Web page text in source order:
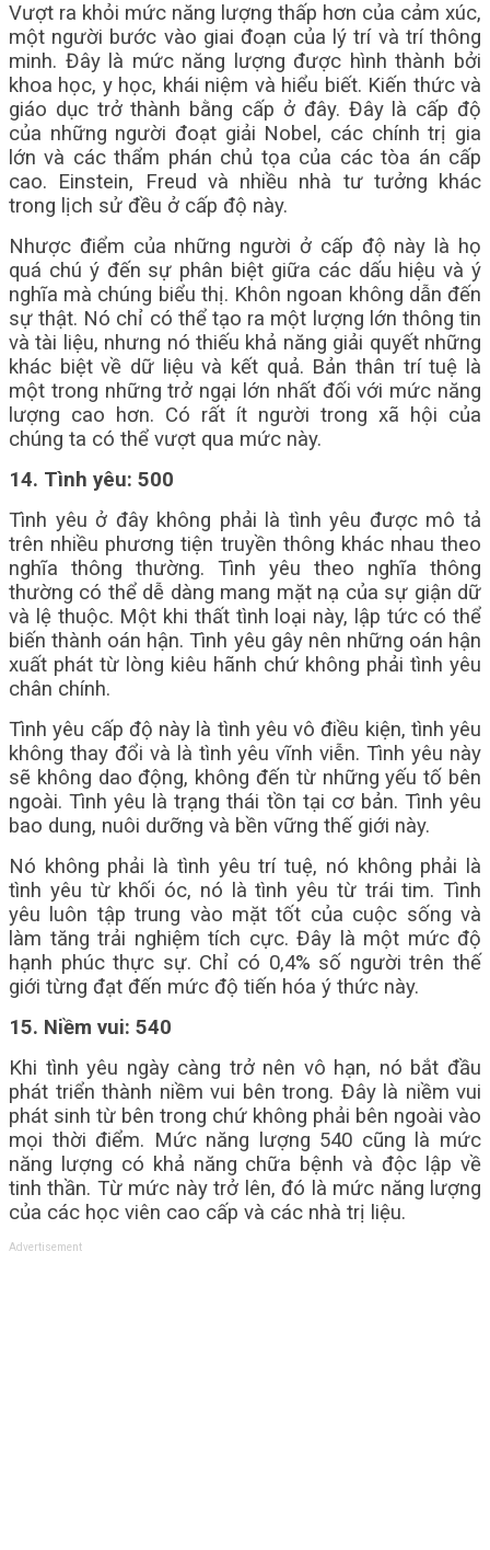
Vượt ra khỏi mức năng lượng thấp hơn của cảm xúc,
một người bước vào giai đoạn của lý trí và trí thông
minh. Đây là mức năng lượng được hình thành bởi
khoa học, y học, khái niệm và hiểu biết. Kiến thức và
giáo dục trở thành bằng cấp ở đây. Đây là cấp độ
của những người đoạt giải Nobel, các chính trị gia
lớn và các thẩm phán chủ tọa của các tòa án cấp
cao. Einstein, Freud và nhiều nhà tư tưởng khác
trong lịch sử đều ở cấp độ này.
Nhược điểm của những người ở cấp độ này là họ
quá chú ý đến sự phân biệt giữa các dấu hiệu và ý
nghĩa mà chúng biểu thị. Khôn ngoan không dẫn đến
sự thật. Nó chỉ có thể tạo ra một lượng lớn thông tin
và tài liệu, nhưng nó thiếu khả năng giải quyết những
khác biệt về dữ liệu và kết quả. Bản thân trí tuệ là
một trong những trở ngại lớn nhất đối với mức năng
lượng cao hơn. Có rất ít người trong xã hội của
chúng ta có thể vượt qua mức này.
14. Tình yêu: 500
Tình yêu ở đây không phải là tình yêu được mô tả
trên nhiều phương tiện truyền thông khác nhau theo
nghĩa thông thường. Tình yêu theo nghĩa thông
thường có thể dễ dàng mang mặt nạ của sự giận dữ
và lệ thuộc. Một khi thất tình loại này, lập tức có thể
biến thành oán hận. Tình yêu gây nên những oán hận
xuất phát từ lòng kiêu hãnh chứ không phải tình yêu
chân chính.
Tình yêu cấp độ này là tình yêu vô điều kiện, tình yêu
không thay đổi và là tình yêu vĩnh viễn. Tình yêu này
sẽ không dao động, không đến từ những yếu tố bên
ngoài. Tình yêu là trạng thái tồn tại cơ bản. Tình yêu
bao dung, nuôi dưỡng và bền vững thế giới này.
Nó không phải là tình yêu trí tuệ, nó không phải là
tình yêu từ khối óc, nó là tình yêu từ trái tim. Tình
yêu luôn tập trung vào mặt tốt của cuộc sống và
làm tăng trải nghiệm tích cực. Đây là một mức độ
hạnh phúc thực sự. Chỉ có 0,4% số người trên thế
giới từng đạt đến mức độ tiến hóa ý thức này.
15. Niềm vui: 540
Khi tình yêu ngày càng trở nên vô hạn, nó bắt đầu
phát triển thành niềm vui bên trong. Đây là niềm vui
phát sinh từ bên trong chứ không phải bên ngoài vào
mọi thời điểm. Mức năng lượng 540 cũng là mức
năng lượng có khả năng chữa bệnh và độc lập về
tinh thần. Từ mức này trở lên, đó là mức năng lượng
của các học viên cao cấp và các nhà trị liệu.
Advertisement